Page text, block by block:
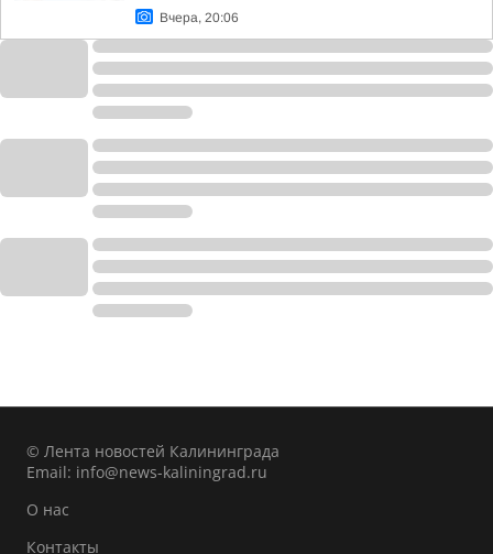
Вчера, 20:06
© Лента новостей Калининграда
Email: info@news-kaliningrad.ru
О нас
Контакты